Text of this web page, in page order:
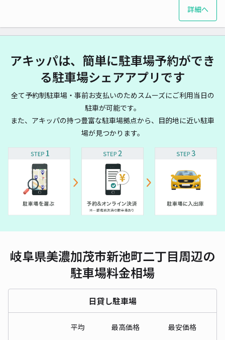
詳細へ
アキッパは、簡単に駐車場予約ができ
る駐車場シェアアプリです
全て予約制駐車場・事前お支払いのためスムーズにご利用当日の
駐車が可能です。
また、アキッパの持つ豊富な駐車場拠点から、目的地に近い駐車
場が見つかります。
岐阜県美濃加茂市新池町二丁目周辺の
駐車場料金相場
日貸し駐車場
平均 最高価格 最安価格